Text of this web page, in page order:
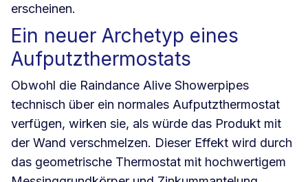
erscheinen.
Ein neuer Archetyp eines
Aufputzthermostats
Obwohl die Raindance Alive Showerpipes
technisch über ein normales Aufputzthermostat
verfügen, wirken sie, als würde das Produkt mit
der Wand verschmelzen. Dieser Effekt wird durch
das geometrische Thermostat mit hochwertigem